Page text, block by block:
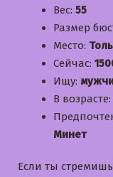
Вес: 55
Размер
Место:
Сейчас:
Ищу:
В возрасте:
Минет
Если ты